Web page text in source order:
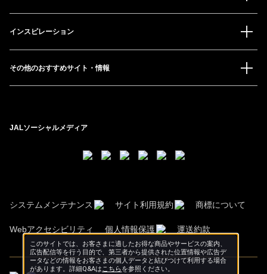
インスピレーション
その他のおすすめサイト・情報
JALソーシャルメディア
システムメンテナンス サイト利用規約 商標について
Webアクセシビリティ 個人情報保護 運送約款
このサイトでは、お客さまに適したお得な商品やサービスの案内、
広告配信等を行う目的で、第三者から提供された位置情報や広告デ
ータなどの情報をお客さまの個人データと結びつけて利用する場合
があります。詳細Q&Aはこちらを参照ください。